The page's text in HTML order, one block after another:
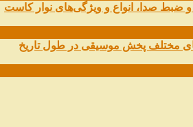
و ضبط صدا، انواع و ویژگی‌های نوار کاست
مختلف پخش موسیقی در طول تاریخ